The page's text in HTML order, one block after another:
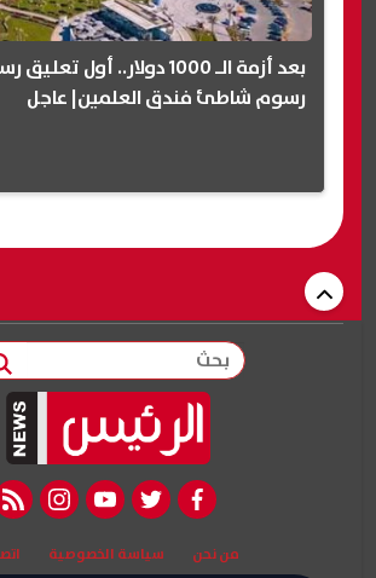
بعد أزمة الـ 1000 دولار.. أول
رسوم شاطئ فندق العلمين| عاجل
بحث
facebook
twitter
youtube
من نحن سياسة الخصوصية